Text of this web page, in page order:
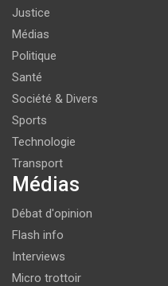
Justice
Médias
Politique
Santé
Société & Divers
Sports
Technologie
Transport
Médias
Débat d'opinion
Flash info
Interviews
Micro trottoir